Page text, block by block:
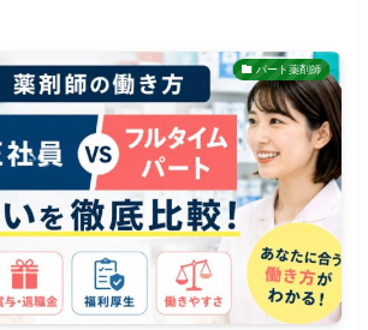
パート薬剤師